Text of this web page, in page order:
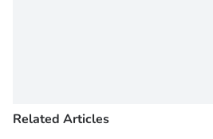
Related Articles